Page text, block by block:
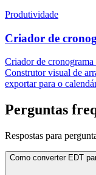
Produtividade
Criador de
Criador de cronograma
Construtor visual de
exportar para o
Perguntas
Respostas para
Como converter EDT